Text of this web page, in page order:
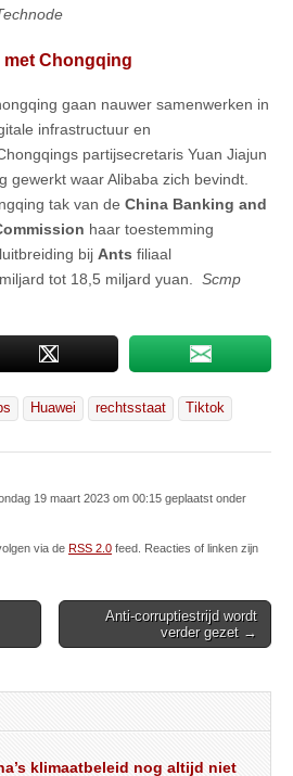
met Chongqing
gaan nauwer samenwerken in
infrastructuur en
partijsecretaris Yuan Jiajun
gewerkt waar Alibaba zich bevindt.
tak van de China Banking and
haar toestemming
bij Ants filiaal
tot 18,5 miljard yuan. Scmp
Huawei rechtsstaat Tiktok
19 maart 2023 om 00:15 geplaatst onder
via de RSS 2.0 feed. Reacties of linken zijn
Anti-corruptiestrijd wordt
verder gezet →
klimaatbeleid nog altijd niet